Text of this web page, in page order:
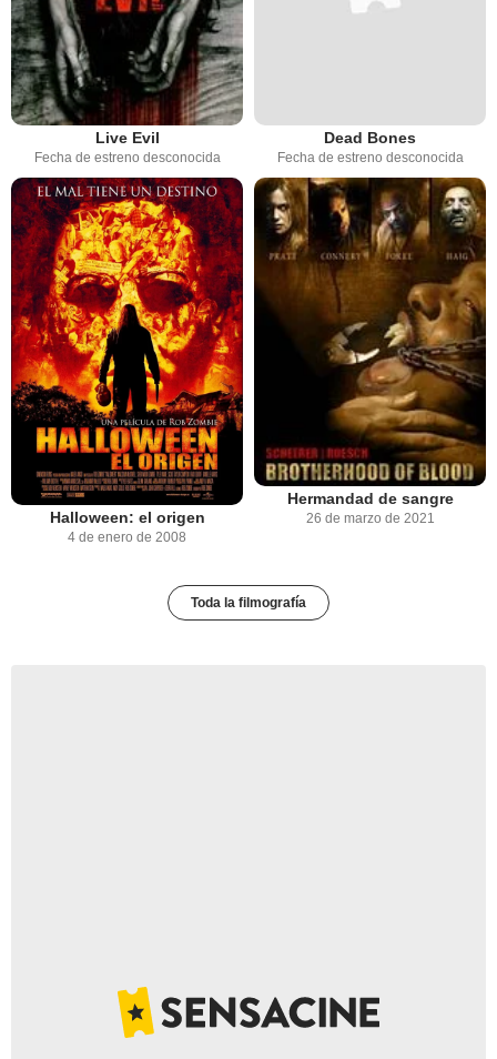
Live Evil
Fecha de estreno desconocida
Dead Bones
Fecha de estreno desconocida
Halloween: el origen
4 de enero de 2008
Hermandad de sangre
26 de marzo de 2021
Toda la filmografía